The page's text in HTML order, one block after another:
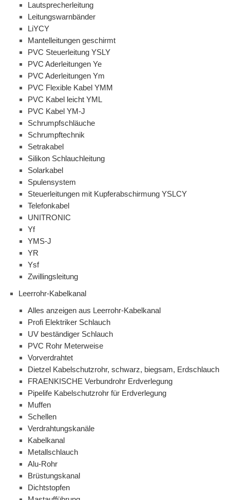
Lautsprecherleitung
Leitungswarnbänder
LiYCY
Mantelleitungen geschirmt
PVC Steuerleitung YSLY
PVC Aderleitungen Ye
PVC Aderleitungen Ym
PVC Flexible Kabel YMM
PVC Kabel leicht YML
PVC Kabel YM-J
Schrumpfschläuche
Schrumpftechnik
Setrakabel
Silikon Schlauchleitung
Solarkabel
Spulensystem
Steuerleitungen mit Kupferabschirmung YSLCY
Telefonkabel
UNITRONIC
Yf
YMS-J
YR
Ysf
Zwillingsleitung
Leerrohr-Kabelkanal
Alles anzeigen aus Leerrohr-Kabelkanal
Profi Elektriker Schlauch
UV beständiger Schlauch
PVC Rohr Meterweise
Vorverdrahtet
Dietzel Kabelschutzrohr, schwarz, biegsam, Erdschlauch
FRAENKISCHE Verbundrohr Erdverlegung
Pipelife Kabelschutzrohr für Erdverlegung
Muffen
Schellen
Verdrahtungskanäle
Kabelkanal
Metallschlauch
Alu-Rohr
Brüstungskanal
Dichtstopfen